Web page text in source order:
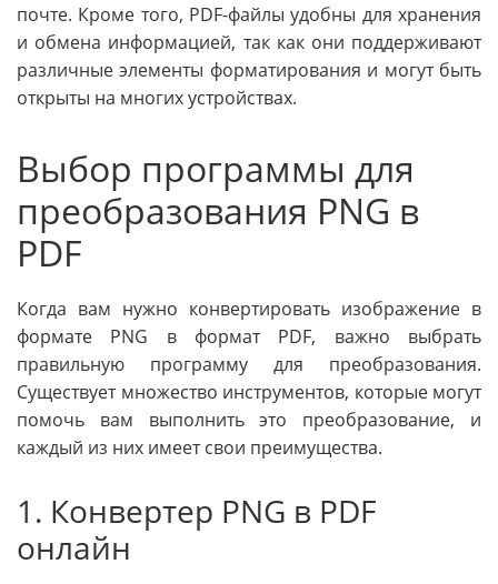
почте. Кроме того, PDF-файлы удобны для хранения
и обмена информацией, так как они поддерживают
различные элементы форматирования и могут быть
открыты на многих устройствах.
Выбор программы для
преобразования PNG в
PDF
Когда вам нужно конвертировать изображение в
формате PNG в формат PDF, важно выбрать
правильную программу для преобразования.
Существует множество инструментов, которые могут
помочь вам выполнить это преобразование, и
каждый из них имеет свои преимущества.
1. Конвертер PNG в PDF
онлайн